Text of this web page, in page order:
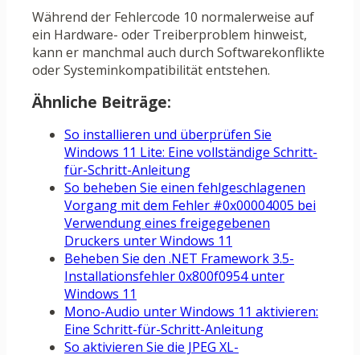
Während der Fehlercode 10 normalerweise auf
ein Hardware- oder Treiberproblem hinweist,
kann er manchmal auch durch Softwarekonflikte
oder Systeminkompatibilität entstehen.
Ähnliche Beiträge:
So installieren und überprüfen Sie
Windows 11 Lite: Eine vollständige Schritt-
für-Schritt-Anleitung
So beheben Sie einen fehlgeschlagenen
Vorgang mit dem Fehler #0x00004005 bei
Verwendung eines freigegebenen
Druckers unter Windows 11
Beheben Sie den .NET Framework 3.5-
Installationsfehler 0x800f0954 unter
Windows 11
Mono-Audio unter Windows 11 aktivieren:
Eine Schritt-für-Schritt-Anleitung
So aktivieren Sie die JPEG XL-